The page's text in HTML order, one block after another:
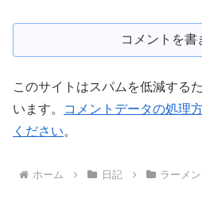
コメントを書
このサイトはスパムを低減する
います。
コメントデータの処理
ください。
ホーム 日記 ラーメン